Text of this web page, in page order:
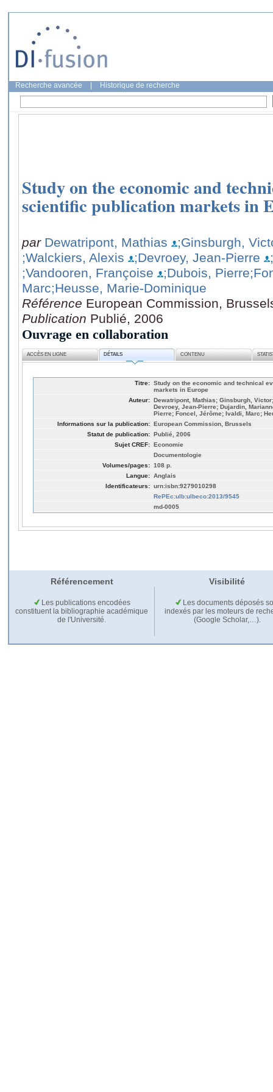
Recherche avancée Historique de recherche
Study on the economic and
scientific publication markets in
par Dewatripont, Mathias
;Ginsburgh,
;Walckiers, Alexis
;Devroey, Jean-Pierre
;Vandooren, Françoise
;Dubois, Pierre
Marc;Heusse, Marie-Dominique
Référence European Commission,
Publication Publié, 2006
Ouvrage en collaboration
ACCÈS EN LIGNE DÉTAILS CONTENU
Titre: Study on the economic and technical
markets in Europe
Auteur: Dewatripont, Mathias; Ginsburgh,
Devroey, Jean-Pierre; Dujardin,
Pierre; Foncel, Jérôme; Ivaldi, Marc;
Informations sur la publication: European Commission, Brussels
Statut de publication: Publié, 2006
Sujet CREF: Economie
Documentologie
Volumes/pages: 108 p.
Langue: Anglais
Identificateurs: urn:isbn:9279010298
RePEc:ulb:ulbeco:2013/9545
md-0005
Référencement Visibilité
Les publications encodées
constituent la bibliographie académique
de l'Université.
Les documents déposés
indexés par les moteurs de
(Google Scholar,…).